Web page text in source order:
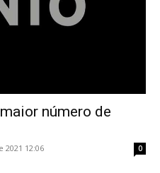
número de
2021 12:06 0